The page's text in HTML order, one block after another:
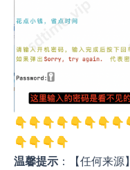
👇👇👇👇
温馨提示 ：【任何来